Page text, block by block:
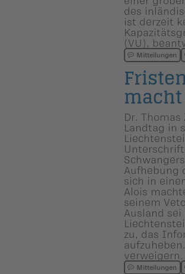
des
ist derzeit
(VU),
Mitteilungen
Dr.
Landtag in
Aufhebung
sich in
Alois
seinem
Ausland
zu, das
Mitteilungen